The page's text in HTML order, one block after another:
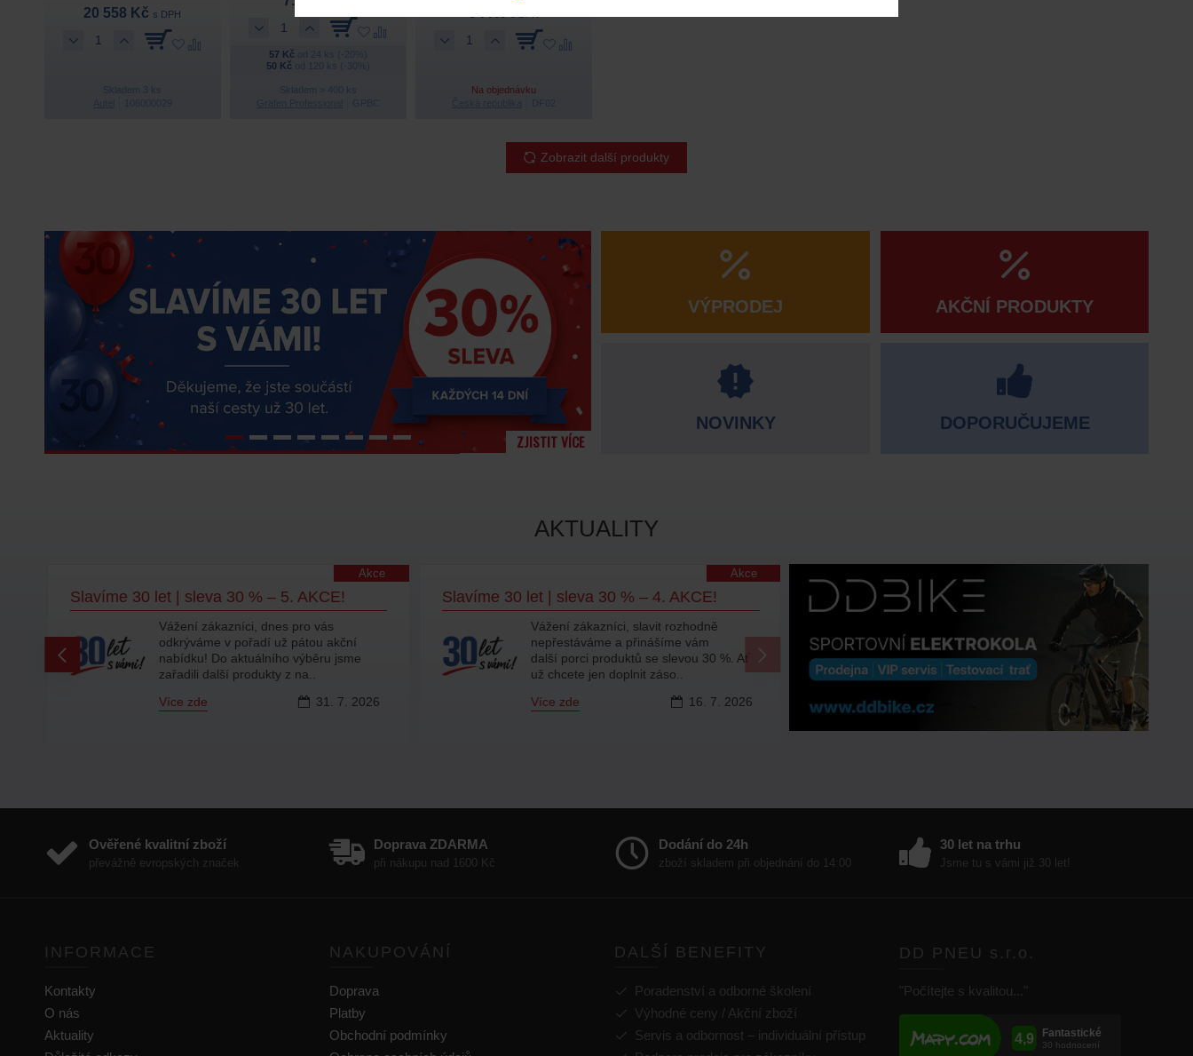
20 558 Kč s DPH
Skladem 3 ks
57 Kčod 24 ks (-20%)
50 Kčod 120 ks (-30%)
Skladem > 400 ks
Na objednávku
Zobrazit další produkty
ZJISTIT VÍCE
VÝPRODEJ
NOVINKY
AKČNÍ PRODUKTY
DOPORUČUJEME
AKTUALITY
Slavíme 30 let | sleva 30 % – 5. AKCE!
Akce
31. 7. 2026
Vážení zákazníci, dnes pro vás
odkrýváme v pořadí už pátou akční
nabídku! Do aktuálního výběru jsme
zařadili další produkty z na..
Více zde
Slavíme 30 let | sleva 30 % – 4. AKCE!
Akce
16. 7. 2026
Vážení zákazníci, slavit rozhodně
nepřestáváme a přinášíme vám
další porci produktů se slevou 30 %. Ať
už chcete jen doplnit záso..
Více zde
Ověřené kvalitní zboží
převážně evropských značek
Doprava ZDARMA
při nákupu nad 1600 Kč
Dodání do 24h
zboží skladem při objednání do 14:00
30 let na trhu
Jsme tu s vámi již 30 let!
INFORMACE
Kontakty
O nás
Aktuality
NAKUPOVÁNÍ
Doprava
Platby
Obchodní podmínky
DALŠÍ BENEFITY
Poradenství a odborné školení
Výhodné ceny / Akční zboží
Servis a odbornost – individuální přístup
DD PNEU s.r.o.
"Počítejte s kvalitou..."